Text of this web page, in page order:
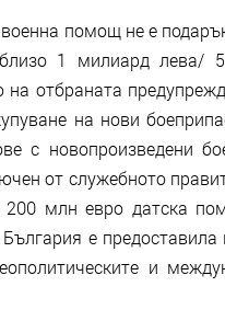
помощ не е
1 милиард лева/
на отбраната
на нови
с новопроизведени
от служебното
200 млн евро датска
България е
и